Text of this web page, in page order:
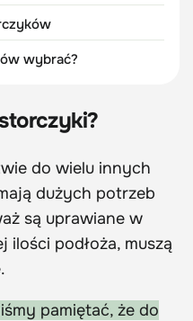
wybrać?
do wielu innych
dużych potrzeb
są uprawiane w
ilości podłoża, muszą
pamiętać, że do